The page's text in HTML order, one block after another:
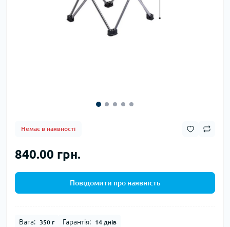
Немає в наявності
840.00 грн.
Повідомити про наявність
Вага: 350 г Гарантія: 14 днів